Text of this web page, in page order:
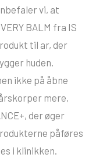
vi, at
BALM fra IS
til ar, der
huden.
ikke på åbne
mere,
der øger
påføres
i klinikken.